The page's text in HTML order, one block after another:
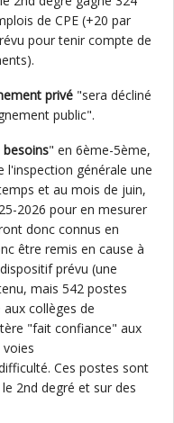
de CPE (+20 par
pour tenir compte de
privé "sera décliné
public".
besoins" en 6ème-5ème,
générale une
et au mois de juin,
2026 pour en mesurer
donc connus en
être remis en cause à
prévu (une
mais 542 postes
collèges de
"fait confiance" aux
Ces postes sont
2nd degré et sur des